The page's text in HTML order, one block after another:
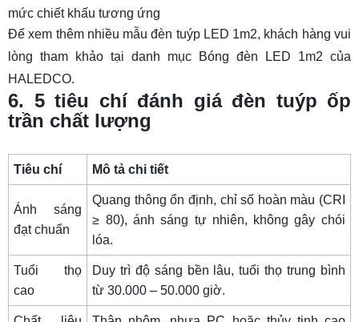
mức chiết khấu tương ứng
Để xem thêm nhiều mẫu đèn tuýp LED 1m2, khách hàng vui
lòng tham khảo tại danh mục
Bóng đèn LED 1m2 của
HALEDCO.
6. 5 tiêu chí đánh giá đèn tuýp ốp
trần chất lượng
Tiêu chí Mô tả chi tiết
Ánh sáng
đạt chuẩn
Quang thông ổn định, chỉ số hoàn màu (CRI
≥ 80), ánh sáng tự nhiên, không gây chói
lóa.
Tuổi thọ
cao
Duy trì độ sáng bền lâu, tuổi thọ trung bình
từ 30.000 – 50.000 giờ.